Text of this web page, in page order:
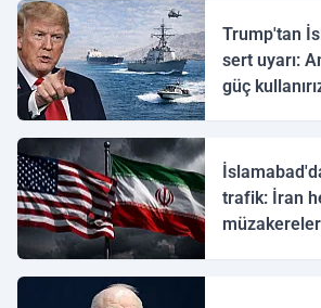
Trump'tan
sert uyarı:
güç
trafik: İran